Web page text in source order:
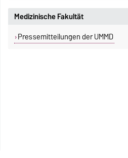
Medizinische Fakultät
Pressemitteilungen der UMMD